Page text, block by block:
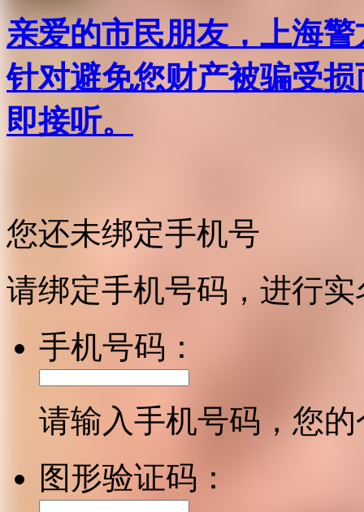
亲爱的市民朋友，上海
针对避免您财产被骗受
即接听。
您还未绑定手机号
请绑定手机号码，进行
手机号码：
请输入手机号码，您
图形验证码：